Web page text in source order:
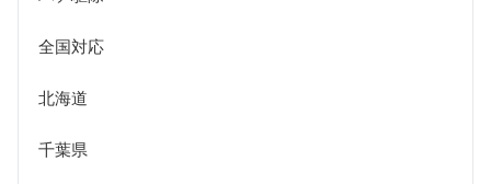
全国対応
北海道
千葉県